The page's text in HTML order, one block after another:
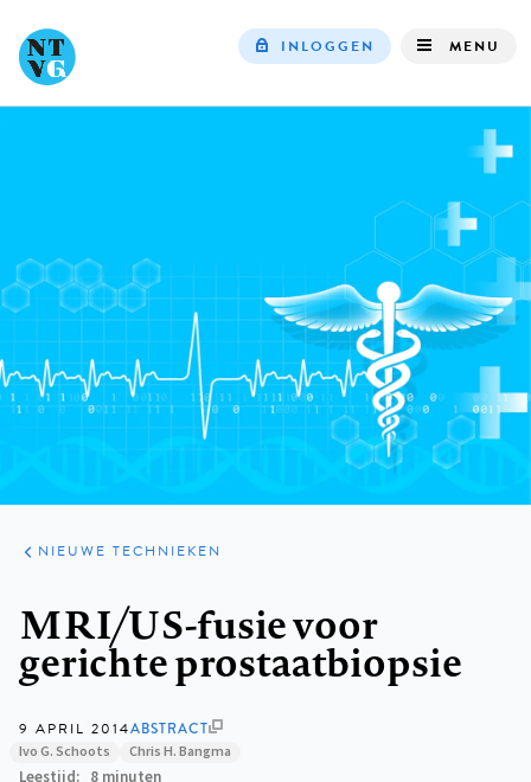
navigation
INLOGGEN MENU
ARTIKELEN
PRAKTIJK
NIEUWE TECHNIEKEN
MRI/US-fusie voor
gerichte prostaatbiopsie
9 APRIL 2014ABSTRACT
Ivo G. Schoots Chris H. Bangma
Leestijd 8 minuten